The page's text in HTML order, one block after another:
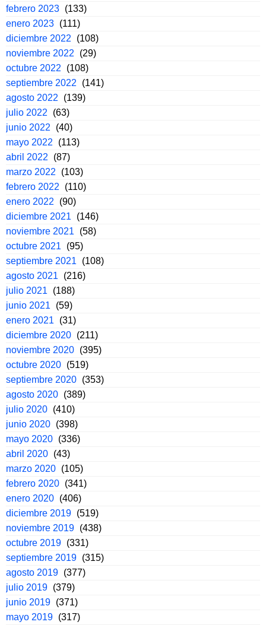
febrero 2023 (133)
enero 2023 (111)
diciembre 2022
(108)
noviembre 2022
(29)
octubre 2022
(108)
septiembre 2022
(141)
agosto 2022
(139)
julio 2022
(63)
junio 2022
(40)
mayo 2022
(113)
abril 2022
(87)
marzo 2022
(103)
febrero 2022
(110)
enero 2022
(90)
diciembre 2021
(146)
noviembre 2021
(58)
octubre 2021
(95)
septiembre 2021
(108)
agosto 2021
(216)
julio 2021
(188)
junio 2021
(59)
enero 2021
(31)
diciembre 2020 (211)
noviembre 2020 (395)
octubre 2020 (519)
septiembre 2020 (353)
agosto 2020 (389)
julio 2020 (410)
junio 2020 (398)
mayo 2020 (336)
abril 2020 (43)
marzo 2020 (105)
febrero 2020 (341)
enero 2020 (406)
diciembre 2019 (519)
noviembre 2019 (438)
octubre 2019 (331)
septiembre 2019 (315)
agosto 2019 (377)
julio 2019 (379)
junio 2019 (371)
mayo 2019 (317)